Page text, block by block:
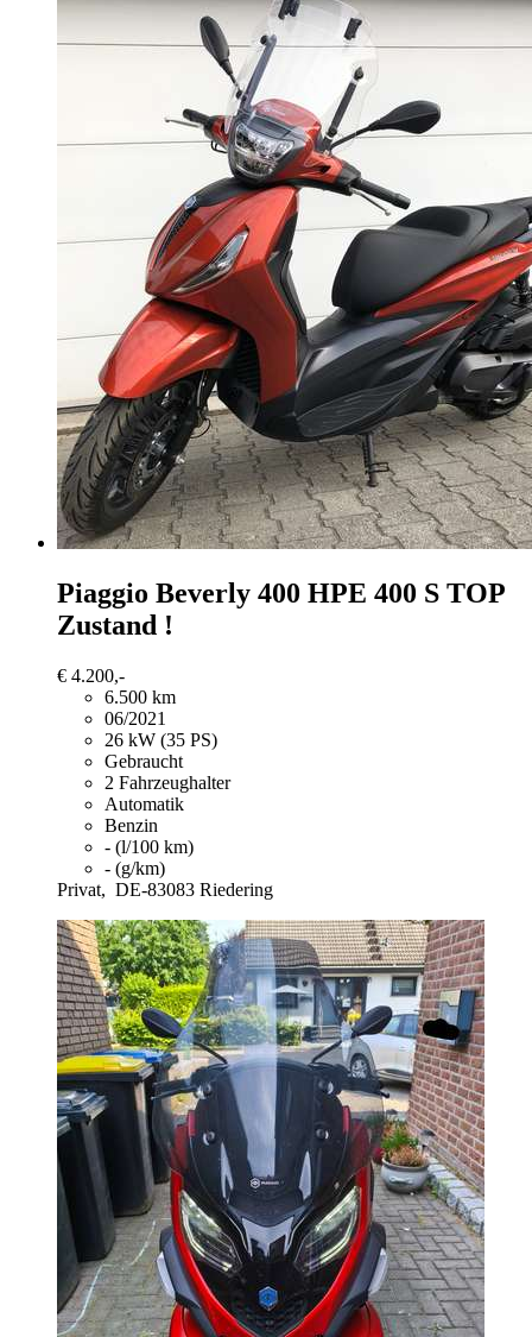
Piaggio Beverly 400 HPE 400 S TOP
Zustand !
€ 4.200,-
6.500 km
06/2021
26 kW (35 PS)
Gebraucht
2 Fahrzeughalter
Automatik
Benzin
- (l/100 km)
- (g/km)
Privat, DE-83083 Riedering